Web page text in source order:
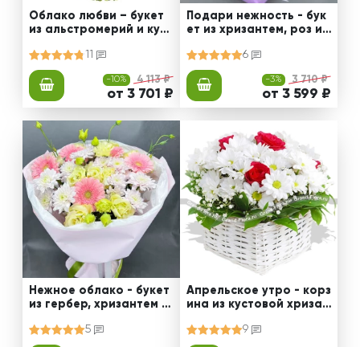
Облако любви – букет
из альстромерий и куст
11
-10% 4 113 ₽
от 3 701 ₽
Подари нежность - бук
ет из хризантем, роз и
6
-3% 3 710 ₽
от 3 599 ₽
Нежное облако - букет
из гербер, хризантем и
5
Апрельское утро - корз
ина из кустовой хризан
9